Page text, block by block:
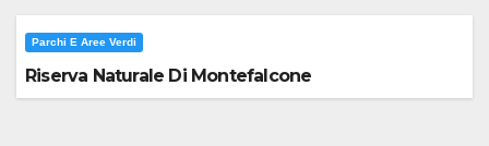
Parchi E Aree Verdi
Riserva Naturale Di Montefalcone